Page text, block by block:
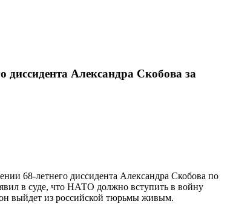
диссидента Александра Скобова за
68-летнего диссидента Александра Скобова по
в суде, что НАТО должно вступить в войну
выйдет из российской тюрьмы живым.